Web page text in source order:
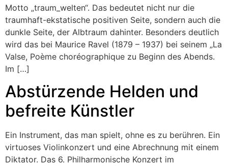
Motto „traum_welten“. Das bedeutet nicht nur die
traumhaft-ekstatische positiven Seite, sondern auch die
dunkle Seite, der Albtraum dahinter. Besonders deutlich
wird das bei Maurice Ravel (1879 – 1937) bei seinem „La
Valse, Poème choréographique zu Beginn des Abends.
Im […]
Abstürzende Helden und
befreite Künstler
Ein Instrument, das man spielt, ohne es zu berühren. Ein
virtuoses Violinkonzert und eine Abrechnung mit einem
Diktator. Das 6. Philharmonische Konzert im